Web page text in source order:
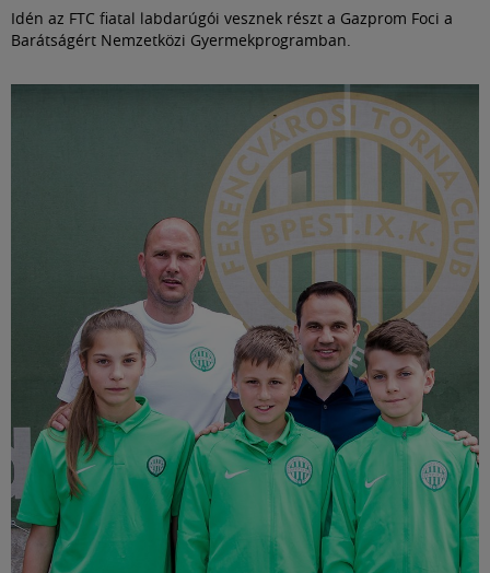
Idén az FTC fiatal labdarúgói vesznek részt a Gazprom Foci a
Barátságért Nemzetközi Gyermekprogramban.